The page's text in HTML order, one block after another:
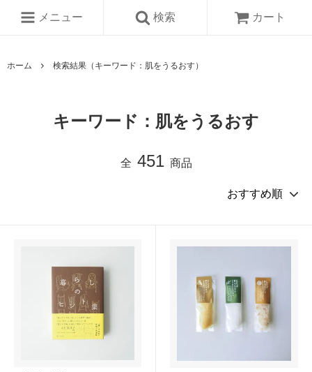
メニュー 検索 カート
ホーム 検索結果（キーワード：肌をうるおす）
キーワード：肌をうるおす
全 451 商品